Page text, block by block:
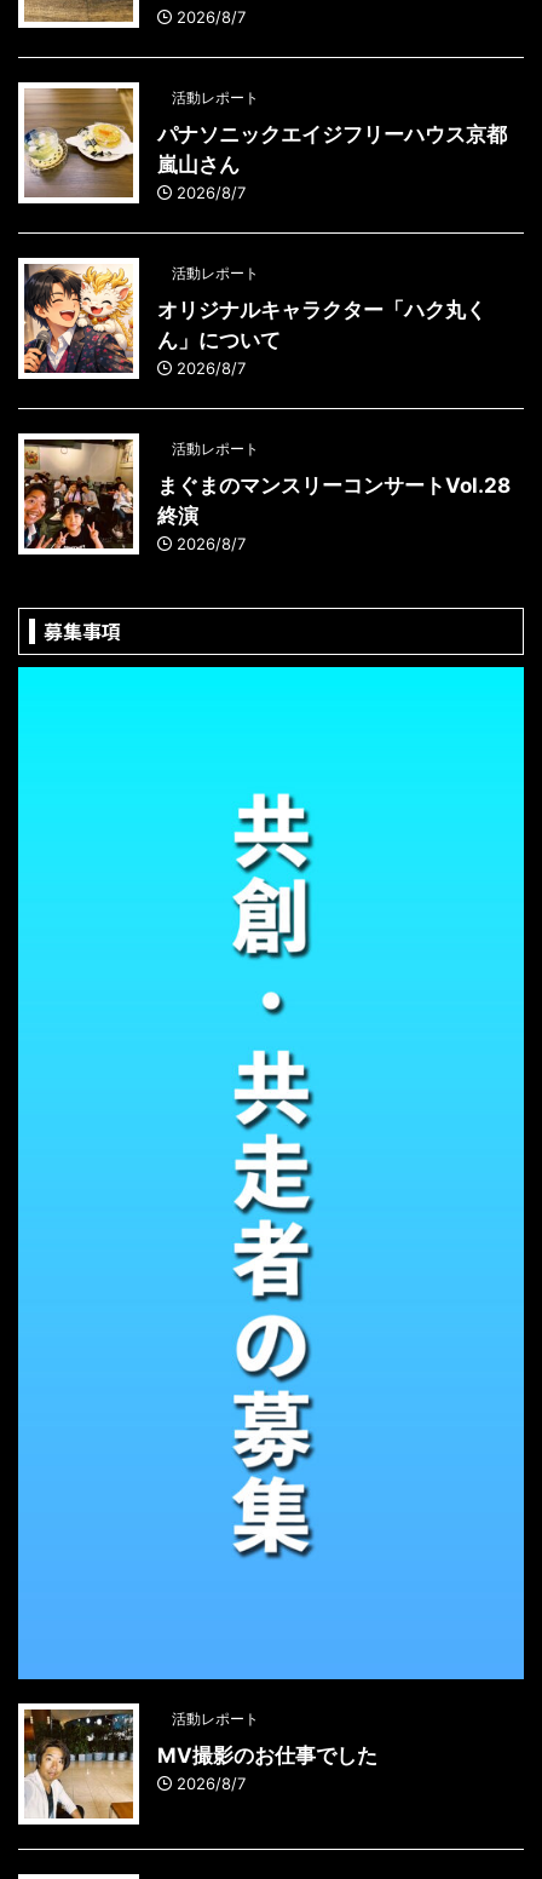
2026/8/7
活動レポート
パナソニックエイジフリーハウス京都
嵐山さん
2026/8/7
活動レポート
オリジナルキャラクター「ハク丸く
ん」について
2026/8/7
活動レポート
まぐまのマンスリーコンサートVol.28
終演
2026/8/7
募集事項
活動レポート
MV撮影のお仕事でした
2026/8/7